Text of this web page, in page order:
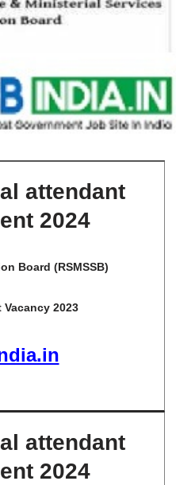
attendant
2024
Board (RSMSSB)
2023
attendant
2024